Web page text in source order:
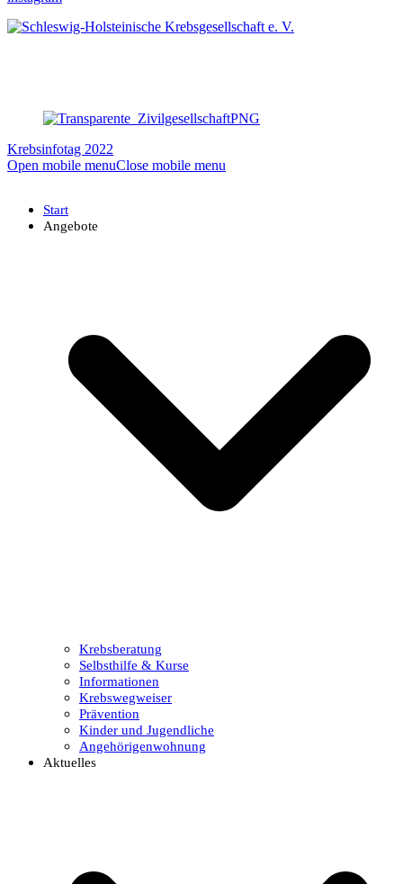
Krebsinfotag 2022
Open mobile menuClose mobile menu
Start
Angebote
Krebsberatung
Selbsthilfe & Kurse
Informationen
Krebswegweiser
Prävention
Kinder und Jugendliche
Angehörigenwohnung
Aktuelles